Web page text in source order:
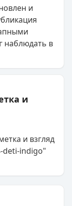
и
наблюдать в
и
и взгляд
deti-indigo"